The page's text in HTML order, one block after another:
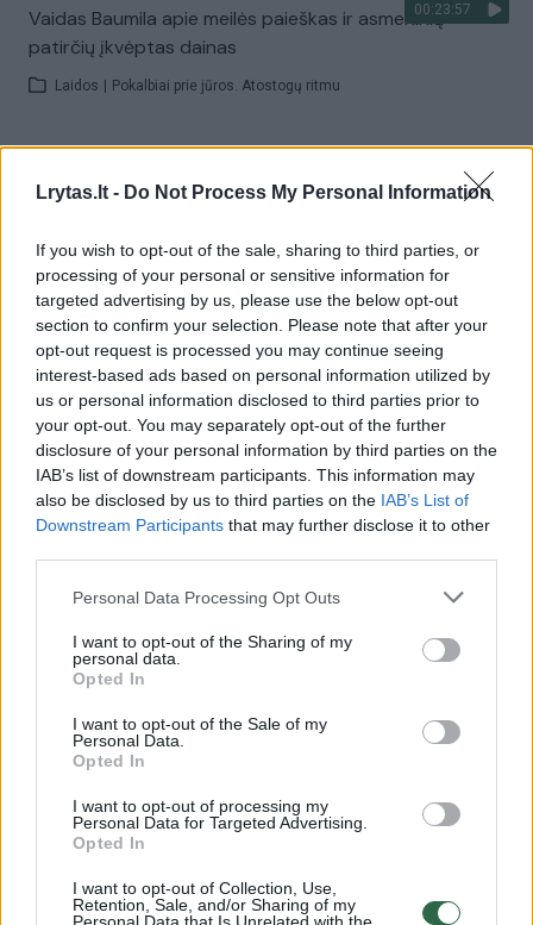
Lrytas.lt - Do Not Process My Personal Information
If you wish to opt-out of the sale, sharing to third parties, or
processing of your personal or sensitive information for
targeted advertising by us, please use the below opt-out
section to confirm your selection. Please note that after your
opt-out request is processed you may continue seeing
interest-based ads based on personal information utilized by
us or personal information disclosed to third parties prior to
your opt-out. You may separately opt-out of the further
disclosure of your personal information by third parties on the
IAB’s list of downstream participants. This information may
also be disclosed by us to third parties on the IAB’s List of
Downstream Participants that may further disclose it to other
Personal Data Processing Opt Outs
I want to opt-out of the Sharing of my
personal data.
Opted In
I want to opt-out of the Sale of my
Personal Data.
Opted In
I want to opt-out of processing my
Personal Data for Targeted Advertising.
Opted In
I want to opt-out of Collection, Use,
Retention, Sale, and/or Sharing of my
00:23:57
Vaidas Baumila apie meilės paieškas ir asmeninių
patirčių įkvėptas dainas
Laidos Pokalbiai prie jūros. Atostogų ritmu
pastebėti virš karinės bazės
Visi įrašai
Žiūrimiausi įrašai
00:00:30
Vaizdai iš tragiškos avarijos Vilniaus r.: dviejų moterų ir
vaiko gyvybių išgelbėti nepavyko
00:00:57
Savaitės vidurys nusimato karštas: temperatūra kils iki
32 laipsnių šilumos
Žinios | Orai
00:15:54
V. Zalužno pasisakymą laiko bandymu įsitvirtinti
Ukrainos politikoje: jis yra neteisus
Laidos Nauja diena